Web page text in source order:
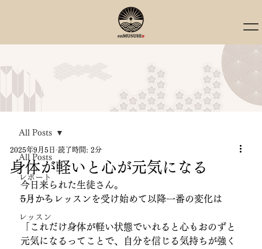
All Posts
レポート
ニュース
レッスン
All Posts
身体が軽いと心が元気になる
2025年9月5日 読了時間: 2分
今日来られた生徒さん。
5月からレッスンを受け始めて以降一番の変化は
「これだけ身体が軽い状態でいれると心もおのずと
元気になるってことで、自分を信じる気持ちが強く